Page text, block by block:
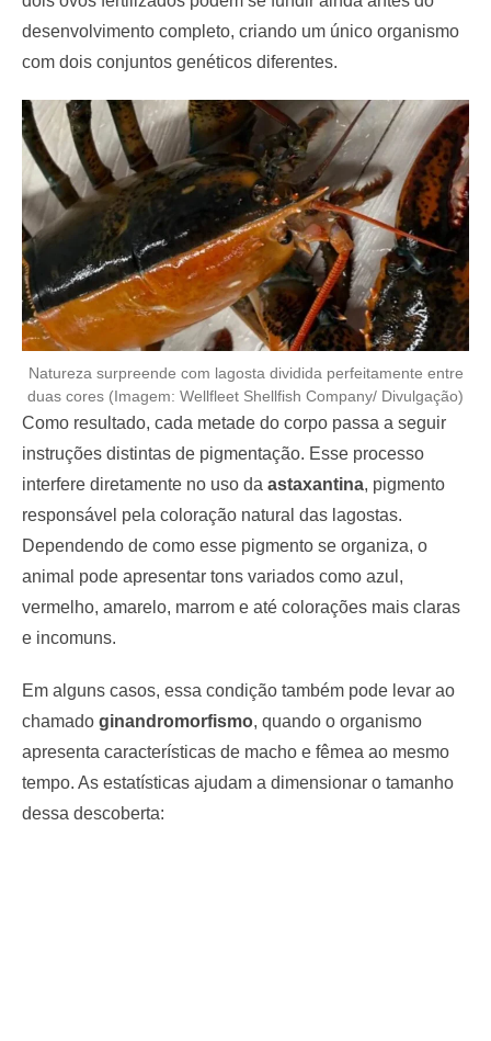
desenvolvimento completo, criando um único organismo
com dois conjuntos genéticos diferentes.
Natureza surpreende com lagosta dividida perfeitamente entre
duas cores (Imagem: Wellfleet Shellfish Company/ Divulgação)
Como resultado, cada metade do corpo passa a seguir
instruções distintas de pigmentação. Esse processo
interfere diretamente no uso da astaxantina, pigmento
responsável pela coloração natural das lagostas.
Dependendo de como esse pigmento se organiza, o
animal pode apresentar tons variados como azul,
vermelho, amarelo, marrom e até colorações mais claras
e incomuns.
Em alguns casos, essa condição também pode levar ao
chamado ginandromorfismo, quando o organismo
apresenta características de macho e fêmea ao mesmo
tempo. As estatísticas ajudam a dimensionar o tamanho
dessa descoberta: